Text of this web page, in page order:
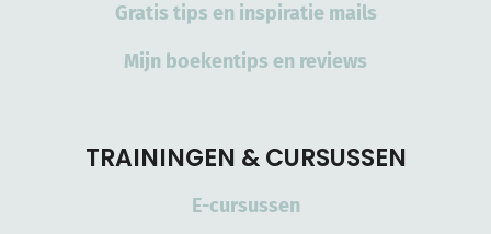
Gratis tips en inspiratie mails
Mijn boekentips en reviews
TRAININGEN & CURSUSSEN
E-cursussen